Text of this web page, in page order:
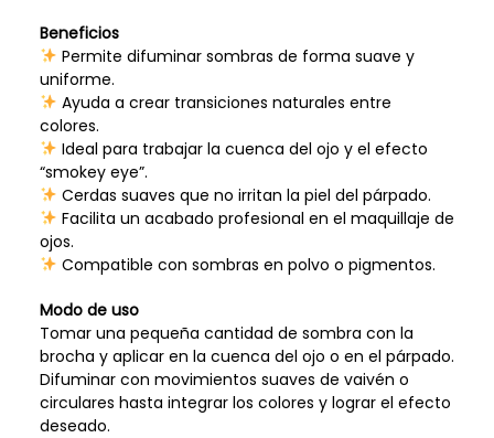
Beneficios
Permite difuminar sombras de forma suave y
uniforme.
Ayuda a crear transiciones naturales entre
colores.
Ideal para trabajar la cuenca del ojo y el efecto
“smokey eye”.
Cerdas suaves que no irritan la piel del párpado.
Facilita un acabado profesional en el maquillaje de
ojos.
Compatible con sombras en polvo o pigmentos.
Modo de uso
Tomar una pequeña cantidad de sombra con la
brocha y aplicar en la cuenca del ojo o en el párpado.
Difuminar con movimientos suaves de vaivén o
circulares hasta integrar los colores y lograr el efecto
deseado.